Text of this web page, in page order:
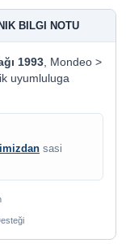
BILGI NOTU
1993, Mondeo >
uyumluluga
sasi